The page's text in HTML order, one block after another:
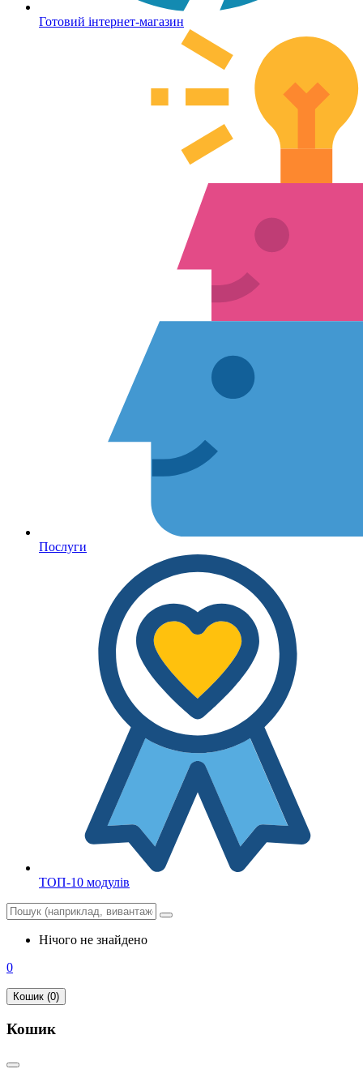
Готовий інтернет-магазин
Послуги
ТОП-10 модулів
Нічого не знайдено
0
Кошик (0)
Кошик